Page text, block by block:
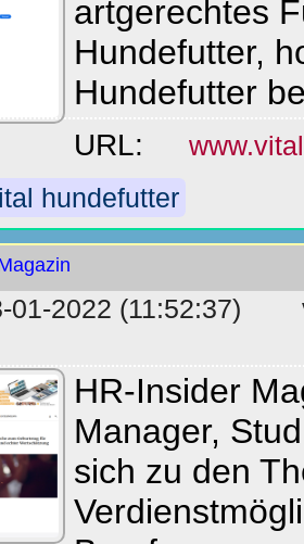
artgerechtes
Hundefutter,
Hundefutter
URL:
hundefutter
01-2022 (11:52:37)
HR-Insider
Manager,
sich zu den